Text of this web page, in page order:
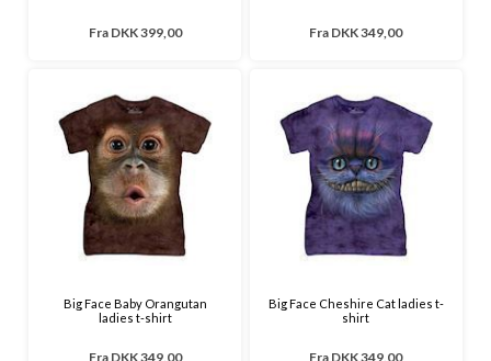
Fra DKK 399,00 Fra DKK 349,00
Big Face Baby Orangutan
ladies t-shirt
Fra DKK 349,00
Big Face Cheshire Cat ladies t-
shirt
Fra DKK 349,00